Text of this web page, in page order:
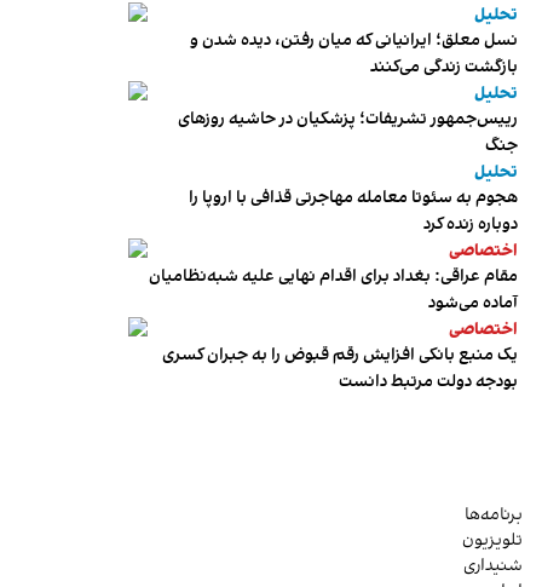
تحلیل
نسل معلق؛ ایرانیانی که میان رفتن، دیده شدن و
بازگشت زندگی می‌کنند
تحلیل
رییس‌جمهور تشریفات؛ پزشکیان در حاشیه روزهای
جنگ
تحلیل
هجوم به سئوتا معامله مهاجرتی قذافی با اروپا را
دوباره زنده کرد
اختصاصی
مقام عراقی: بغداد برای اقدام نهایی علیه شبه‌نظامیان
آماده می‌شود
اختصاصی
یک منبع بانکی افزایش رقم قبوض را به جبران کسری
بودجه دولت مرتبط دانست
برنامه‌ها
تلویزیون
شنیداری